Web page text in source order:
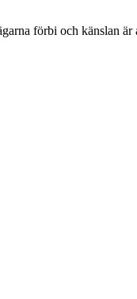
förbi och känslan